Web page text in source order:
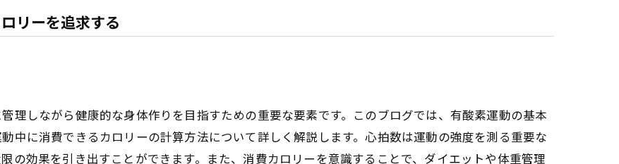
リーを追求する
理しながら健康的な身体作りを目指すための重要な要素です。このブログでは、有酸素運動の基本
中に消費できるカロリーの計算方法について詳しく解説します。心拍数は運動の強度を測る重要な
の効果を引き出すことができます。また、消費カロリーを意識することで、ダイエットや体重管理